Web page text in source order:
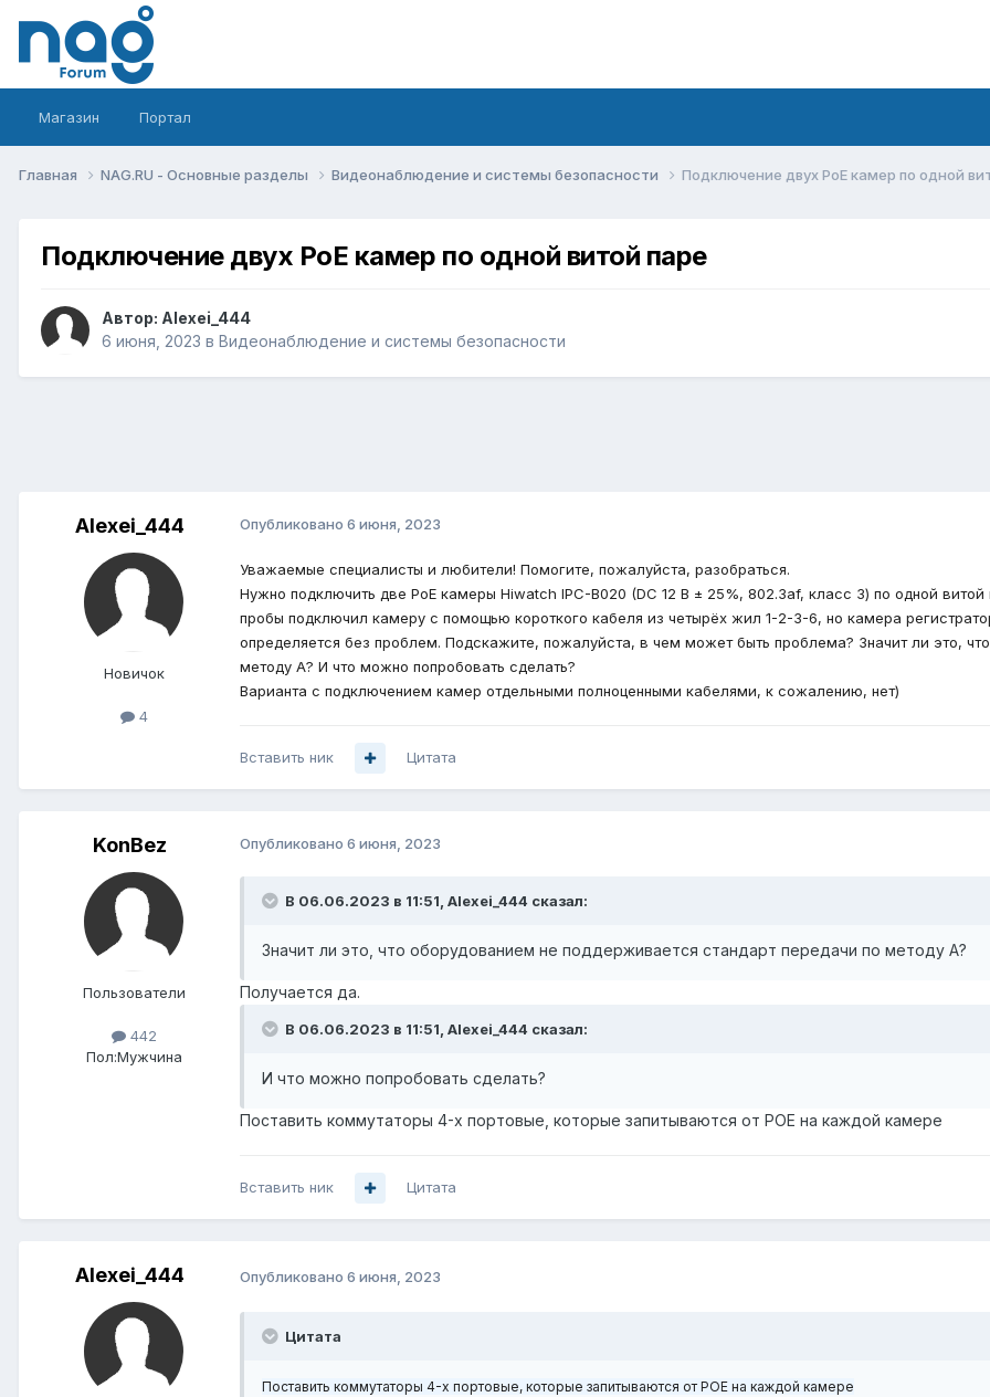
Магазин Портал
Главная NAG.RU - Основные разделы Видеонаблюдение и системы безопасности Подключение двух PoE камер по одной
Подключение двух PoE камер по одной витой паре
Автор: Alexei_444
6 июня, 2023 в Видеонаблюдение и системы безопасности
Alexei_444
Новичок
4
Опубликовано 6 июня, 2023
Уважаемые специалисты и любители! Помогите, пожалуйста, разобраться.
Нужно подключить две PoE камеры Hiwatch IPC-B020 (DC 12 В ± 25%, 802.3af, класс 3) по одной
пробы подключил камеру с помощью короткого кабеля из четырёх жил 1-2-3-6, но камера
определяется без проблем. Подскажите, пожалуйста, в чем может быть проблема? Значит ли это,
методу А? И что можно попробовать сделать?
Варианта с подключением камер отдельными полноценными кабелями, к сожалению, нет)
Вставить ник Цитата
KonBez
Пользователи
442
Пол:Мужчина
Опубликовано 6 июня, 2023
В 06.06.2023 в 11:51, Alexei_444 сказал:
Значит ли это, что оборудованием не поддерживается стандарт передачи по методу А?
Получается да.
В 06.06.2023 в 11:51, Alexei_444 сказал:
И что можно попробовать сделать?
Поставить коммутаторы 4-х портовые, которые запитываются от POE на каждой камере
Вставить ник Цитата
Alexei_444 Опубликовано 6 июня, 2023
Цитата
Поставить коммутаторы 4-х портовые, которые запитываются от POE на каждой камере